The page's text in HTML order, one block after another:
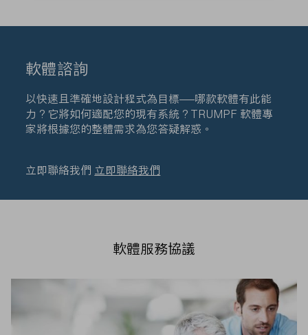
軟體諮詢
以快速且準確地設計程式為目標——哪款軟體有此能
力？它將如何適配您的現有系統？TRUMPF 軟體專
家將根據您的整體需求為您答疑解惑。
立即聯絡我們 立即聯絡我們
軟體服務協議